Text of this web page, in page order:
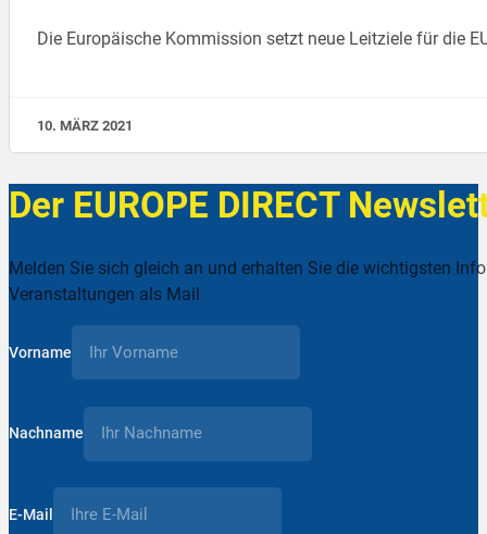
Die Europäische Kommission setzt neue Leitziele für die
10. MÄRZ 2021
Der EUROPE DIRECT
Melden Sie sich gleich an und erhalten Sie die wichtigsten
Veranstaltungen als Mail
Vorname
Nachname
E-Mail